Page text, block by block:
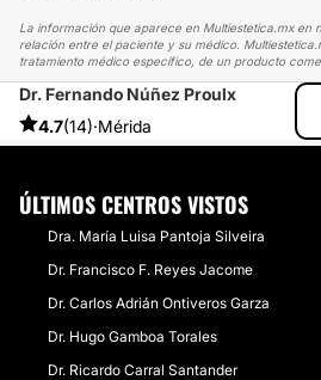
La información que aparece en Multiestetica.mx en
relación entre el paciente y su médico.
tratamiento médico específico, de un producto
Dr. Fernando Núñez Proulx
4.7(14)·Mérida
MULTIESTETICA
EXPERIENCIAS
EXPERIENCIAS SOBRE AUMENTO DE
ÚLTIMOS CENTROS VISTOS
Dra. María Luisa Pantoja Silveira
Dr. Francisco F. Reyes Jacome
Dr. Carlos Adrián Ontiveros Garza
Dr. Hugo Gamboa Torales
Dr. Ricardo Carral Santander